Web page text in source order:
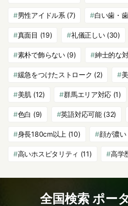
男性アイドル系 (7) 白い歯・
真面目 (19) 礼儀正しい(30)
素朴で飾らない(9) 紳士的な
緩急をつけたストローク (2)
美肌 (12) 群馬エリア対応 (1)
色白 (9) 英語対応可能(32)
身長180cm以上 (10) 顔が濃い
高いホスピタリティ (11) 高学
全国検索 ポー